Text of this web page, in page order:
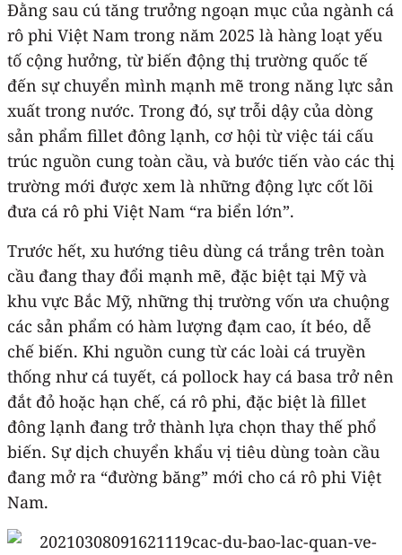
Đằng sau cú tăng trưởng ngoạn mục của ngành cá
rô phi Việt Nam trong năm 2025 là hàng loạt yếu
tố cộng hưởng, từ biến động thị trường quốc tế
đến sự chuyển mình mạnh mẽ trong năng lực sản
xuất trong nước. Trong đó, sự trỗi dậy của dòng
sản phẩm fillet đông lạnh, cơ hội từ việc tái cấu
trúc nguồn cung toàn cầu, và bước tiến vào các thị
trường mới được xem là những động lực cốt lõi
đưa cá rô phi Việt Nam “ra biển lớn”.
Trước hết, xu hướng tiêu dùng cá trắng trên toàn
cầu đang thay đổi mạnh mẽ, đặc biệt tại Mỹ và
khu vực Bắc Mỹ, những thị trường vốn ưa chuộng
các sản phẩm có hàm lượng đạm cao, ít béo, dễ
chế biến. Khi nguồn cung từ các loài cá truyền
thống như cá tuyết, cá pollock hay cá basa trở nên
đắt đỏ hoặc hạn chế, cá rô phi, đặc biệt là fillet
đông lạnh đang trở thành lựa chọn thay thế phổ
biến. Sự dịch chuyển khẩu vị tiêu dùng toàn cầu
đang mở ra “đường băng” mới cho cá rô phi Việt
Nam.